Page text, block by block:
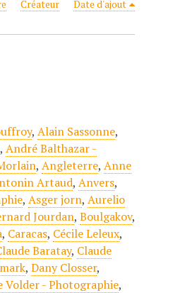
Créateur Date d'ajout
,Alain Sassonne,
,André Balthazar -
,Angleterre,Anne
Artaud,Anvers,
,Asger jorn,Aurelio
Jourdan,Boulgakov,
, Caracas, Cécile Leleux,
Baratay, Claude
,Dany Closser,
Volder - Photographie,